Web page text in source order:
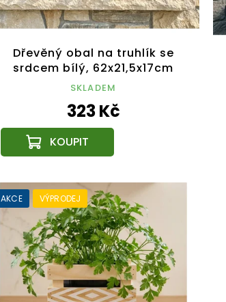
Dřevěný obal na truhlík se
srdcem bílý, 62x21,5x17cm
Český výrobek
SKLADEM
323 Kč
AKCE VÝPRODEJ